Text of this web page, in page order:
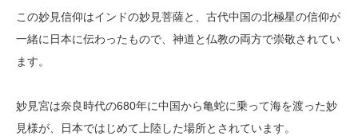
この妙見信仰はインドの妙見菩薩と、古代中国の北極星の信仰が
一緒に日本に伝わったもので、神道と仏教の両方で崇敬されてい
ます。
妙見宮は奈良時代の680年に中国から亀蛇に乗って海を渡った妙
見様が、日本ではじめて上陸した場所とされています。